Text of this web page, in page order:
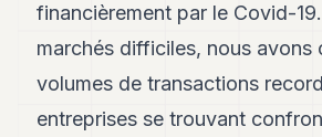
3
financièrement par le Covid-
marchés difficiles, nous avons
volumes de transactions
entreprises se trouvant